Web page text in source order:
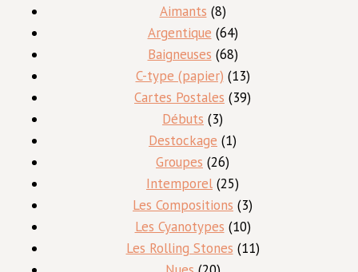
produits
Aimants 88
produits
Argentique 6464
produits
Baigneuses 6868
produits
C-type (papier) 1313
produits
Cartes Postales 3939
Débuts 33
produits
Destockage 11
Groupes 2626
produits
Intemporel 2525
produits
Les Compositions 33
produits
Les Cyanotypes 1010
produits
Les Rolling Stones 1111